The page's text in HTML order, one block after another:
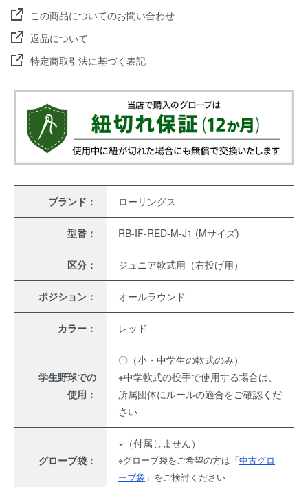
この商品についてのお問い合わせ
返品について
特定商取引法に基づく表記
ブランド： ローリングス
型番： RB-IF-RED-M-J1 (Mサイズ)
区分： ジュニア軟式用（右投げ用）
ポジション： オールラウンド
カラー： レッド
学生野球での
使用：
〇（小・中学生の軟式のみ）
※中学軟式の投手で使用する場合は、
所属団体にルールの適合をご確認くだ
さい
グローブ袋：
×（付属しません）
※グローブ袋をご希望の方は「中古グロ
ーブ袋 」をご検討ください